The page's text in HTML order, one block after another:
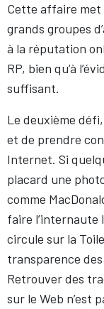
Cette affaire met
grands groupes
à la réputation
RP, bien qu’à
suffisant.
Le deuxième
et de prendre
Internet. Si
placard une
comme
faire l’internaute
circule sur la
transparence
Retrouver des
sur le Web n’est